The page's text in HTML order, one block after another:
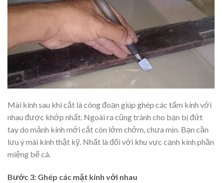
Mài kính sau khi cắt là công đoạn giúp ghép các tấm kính với
nhau được khớp nhất. Ngoài ra cũng tránh cho bạn bị đứt
tay do mảnh kính mới cắt còn lởm chởm, chưa mịn. Bạn cần
lưu ý mài kính thật kỹ. Nhất là đối với khu vực cạnh kính phần
miệng bể cá.
Bước 3: Ghép các mặt kính với nhau